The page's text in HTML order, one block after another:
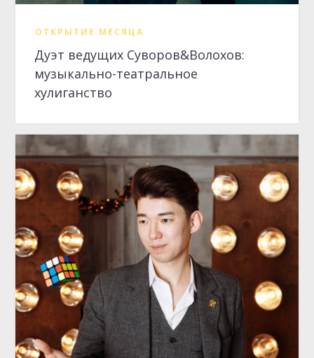
ОТКРЫТИЕ МЕСЯЦА
Иллюзионист Азат Актаев: создатель